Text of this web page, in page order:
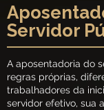
Servidor
A aposentadoria do
regras próprias,
trabalhadores da
servidor efetivo, sua